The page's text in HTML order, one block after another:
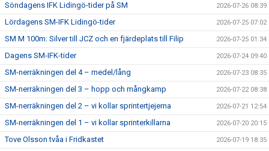
Söndagens IFK Lidingö-tider på SM 2026-07-26 08:39
Lördagens SM-IFK Lidingö-tider 2026-07-25 07:02
SM M 100m: Silver till JCZ och en fjärdeplats till Filip 2026-07-25 01:34
Dagens SM-IFK-tider 2026-07-24 09:40
SM-nerräkningen del 4 – medel/lång 2026-07-23 08:35
SM-nerräkningen del 3 – hopp och mångkamp 2026-07-22 08:38
SM-nerräkningen del 2 – vi kollar sprintertjejerna 2026-07-21 12:54
SM-nerräkningen del 1 – vi kollar sprinterkillarna 2026-07-20 20:15
Tove Olsson tvåa i Fridkastet 2026-07-19 18:35